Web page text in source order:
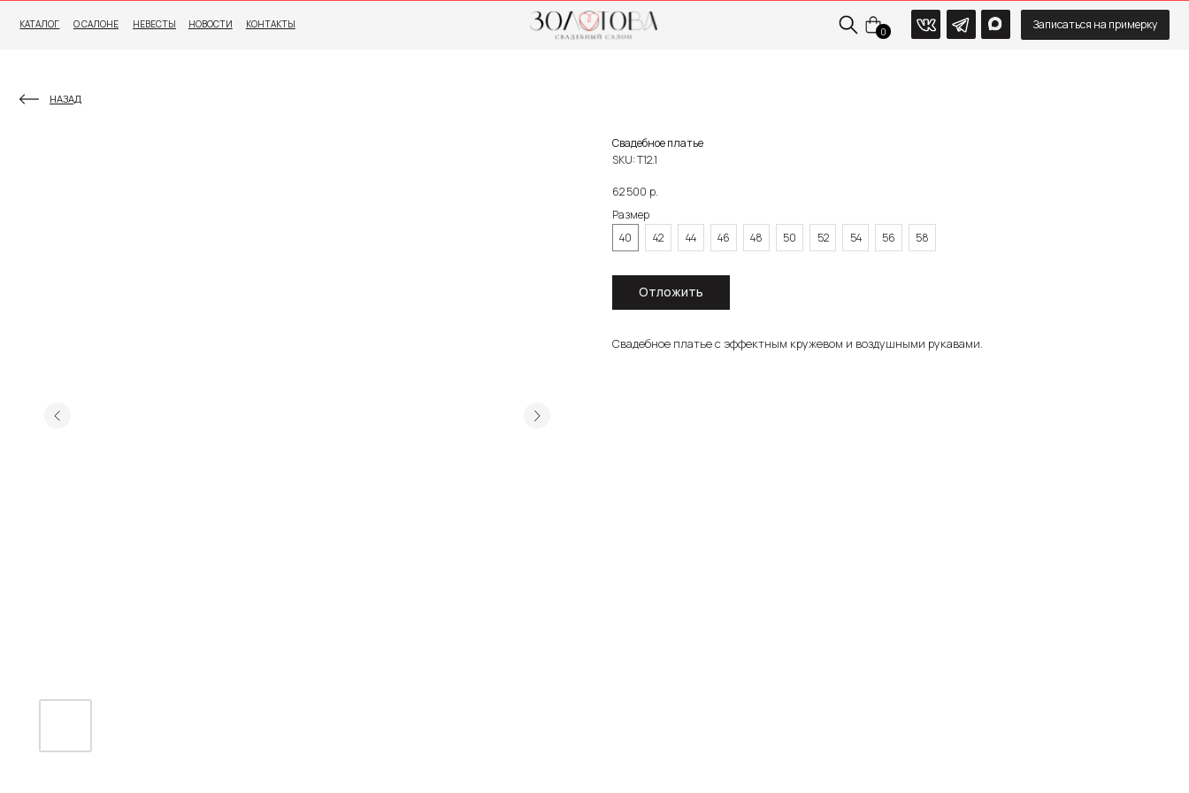
КАТАЛОГ КОНТАКТЫ
О САЛОНЕ НЕВЕСТЫ НОВОСТИ Записаться на примерку
Свадебное платье
SKU:Т12.1
62 500 р.
Размер
40
42 44 46 48 50 52 54 56 58
Отложить
Свадебное платье с эффектным кружевом и воздушными рукавами.